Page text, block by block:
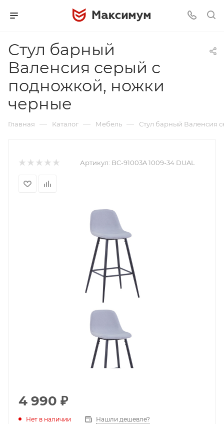
Стул барный
Валенсия серый с
подножкой, ножки
черные
Главная — Каталог — Мебель — Стул барный Валенсия
Артикул: BC-91003A 1009-34 DUAL
4 990 ₽
Нет в наличии Нашли дешевле?